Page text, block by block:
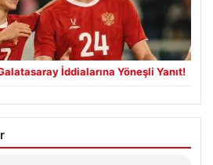
İddialarına Yöneşli Yanıt!